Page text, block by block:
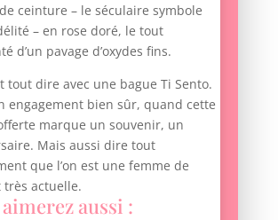
ceinture – le séculaire symbole
– en rose doré, le tout
d’un pavage d’oxydes fins.
tout dire avec une bague Ti Sento.
engagement bien sûr, quand cette
marque un souvenir, un
Mais aussi dire tout
que l’on est une femme de
très actuelle.
aussi :